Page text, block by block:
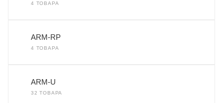
4 ТОВАРА
ARM-RP
4 ТОВАРА
ARM-U
32 ТОВАРА